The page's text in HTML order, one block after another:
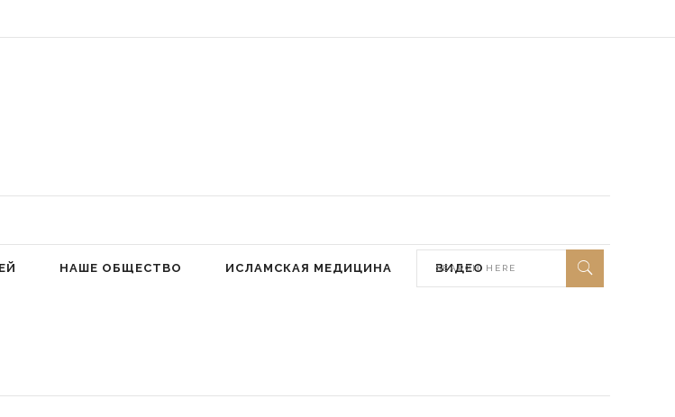
НАШЕ ОБЩЕСТВО ИСЛАМСКАЯ МЕДИЦИНА ВИДЕО